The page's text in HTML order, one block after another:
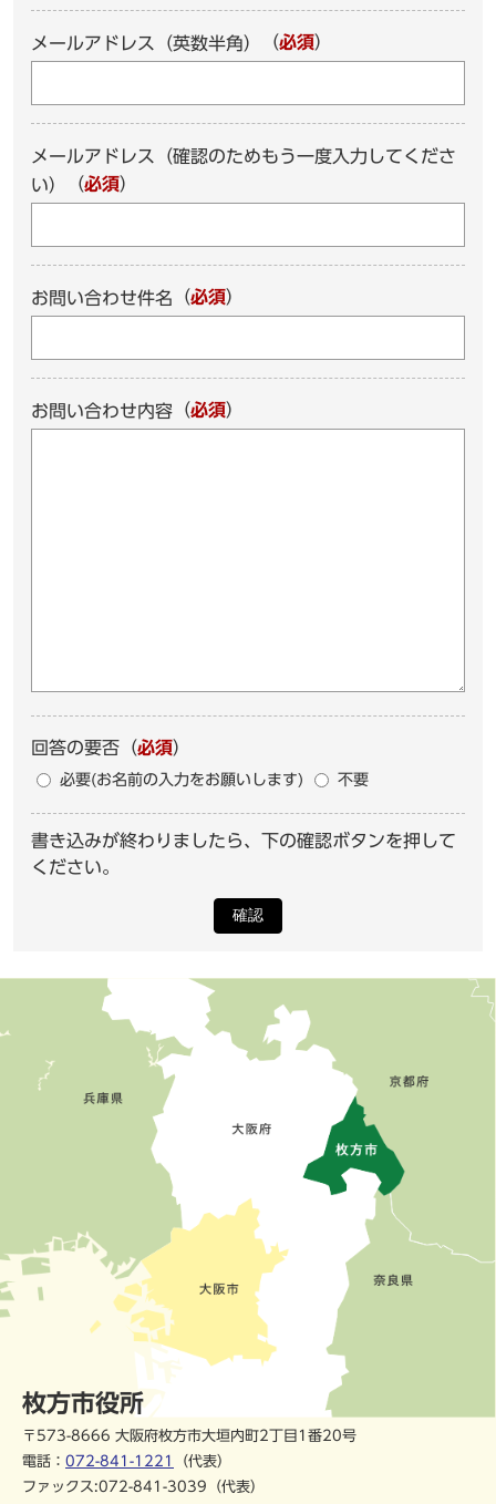
メールアドレス（英数半角） （必須）
メールアドレス（確認のためもう一度入力してくださ
い）
（必須）
お問い合わせ件名 （必須）
お問い合わせ内容 （必須）
回答の要否 （必須）
必要(お名前の入力をお願いします) 不要
書き込みが終わりましたら、下の確認ボタンを押して
ください。
確認
枚方市役所
〒573-8666 大阪府枚方市大垣内町2丁目1番20号
電話： 072-841-1221
（代表）
ファックス:072-841-3039（代表）